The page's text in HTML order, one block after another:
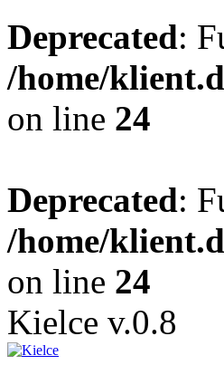
Deprecated:
/home/
on line 24
Deprecated:
/home/
on line 24
Kielce v.0.8